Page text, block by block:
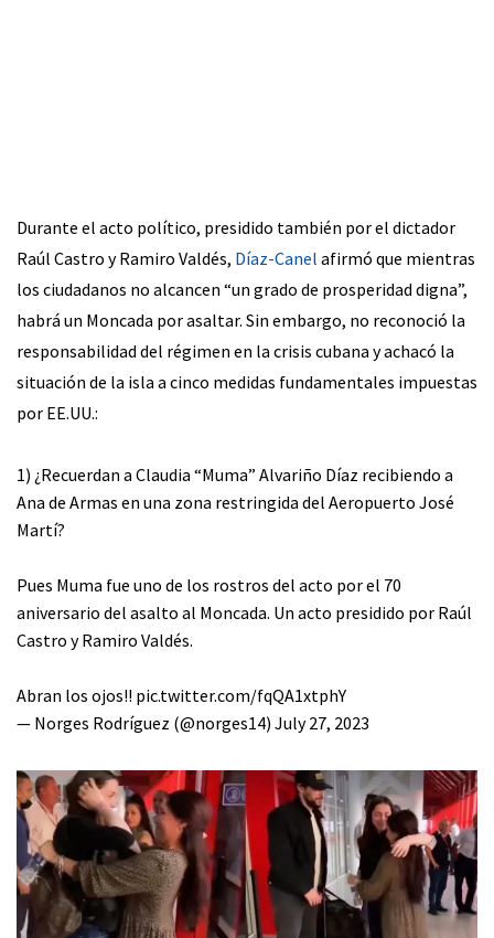
Durante el acto político, presidido también por el dictador
Raúl Castro y Ramiro Valdés, Díaz-Canel afirmó que mientras
los ciudadanos no alcancen “un grado de prosperidad digna”,
habrá un Moncada por asaltar. Sin embargo, no reconoció la
responsabilidad del régimen en la crisis cubana y achacó la
situación de la isla a cinco medidas fundamentales impuestas
por EE.UU.:
1) ¿Recuerdan a Claudia “Muma” Alvariño Díaz recibiendo a
Ana de Armas en una zona restringida del Aeropuerto José
Martí?
Pues Muma fue uno de los rostros del acto por el 70
aniversario del asalto al Moncada. Un acto presidido por Raúl
Castro y Ramiro Valdés.
Abran los ojos!! pic.twitter.com/fqQA1xtphY
— Norges Rodríguez (@norges14) July 27, 2023